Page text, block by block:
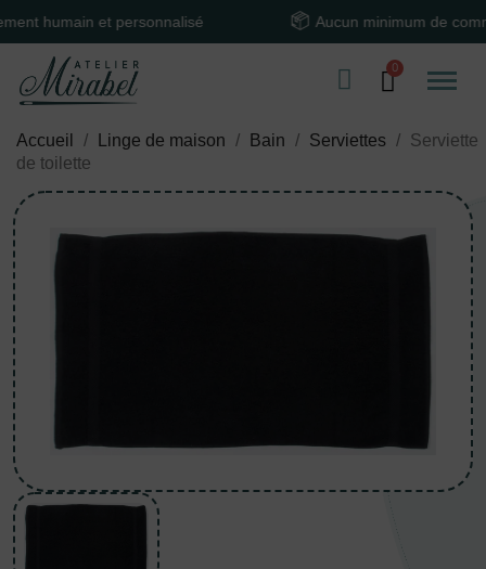
et personnalisé Aucun minimum de commande
Accueil Linge de maison Bain Serviettes
Serviette
de toilette